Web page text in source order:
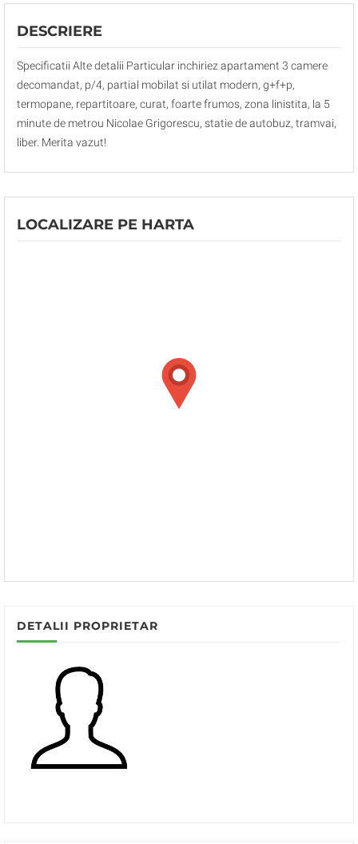
DESCRIERE
Specificatii Alte detalii Particular inchiriez apartament 3 camere
decomandat, p/4, partial mobilat si utilat modern, g+f+p,
termopane, repartitoare, curat, foarte frumos, zona linistita, la 5
minute de metrou Nicolae Grigorescu, statie de autobuz, tramvai,
liber. Merita vazut!
LOCALIZARE PE HARTA
DETALII PROPRIETAR